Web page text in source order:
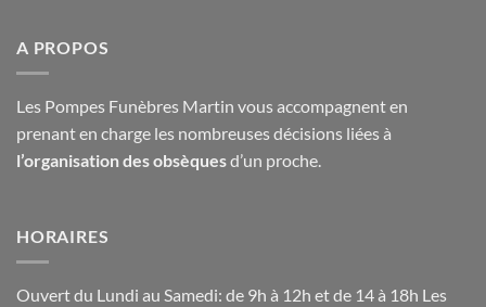
A PROPOS
Les Pompes Funèbres Martin vous accompagnent en
prenant en charge les nombreuses décisions liées à
l’organisation des obsèquesd’un proche.
HORAIRES
Ouvert du Lundi au Samedi: de 9h à 12h et de 14 à 18h Les